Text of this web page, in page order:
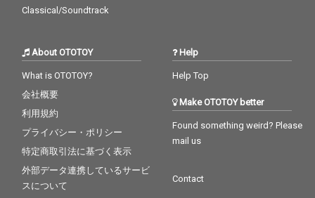
Classical/Soundtrack
About OTOTOY
What is OTOTOY?
会社概要
利用規約
プライバシー・ポリシー
特定商取引法に基づく表示
外部データ連携しているサービ
スについて
Help
Help Top
Make OTOTOY better
Found something weird? Please
mail us
Contact